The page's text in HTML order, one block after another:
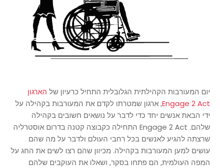
יום המעורבות הקהילתית הגלובלית התחיל כרעיון של הארגון
Engage 2 Act, ארגון שמטרתו לקדם את המעורבות בקהילה על
ידי הבאת אנשים יחד כדי לדבר על נושאים חשובים בקהילה
שלהם. Engage 2 Act התחילה כקבוצה קטנה בדרום אוסטרליה
שרצתה להגיע לאנשים בכל רחבי העולם ולדבר על מה שהם
עושים למען המעורבות בקהילה. מכיוון שהם רצו לשים את החג על
המפה העולמית, הם פתחו בסקר, ושאלו את העוקבים שלהם